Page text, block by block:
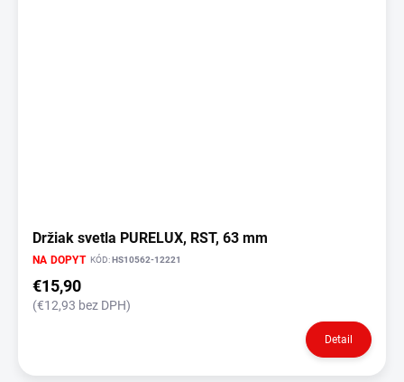
Držiak svetla PURELUX, RST, 63 mm
NA DOPYT KÓD: HS10562-12221
€15,90
(€12,93 bez DPH)
Detail